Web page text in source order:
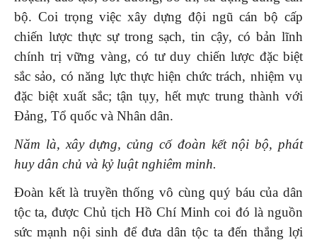
bộ. Coi trọng việc xây dựng đội ngũ cán bộ cấp
chiến lược thực sự trong sạch, tin cậy, có bản lĩnh
chính trị vững vàng, có tư duy chiến lược đặc biệt
sắc sảo, có năng lực thực hiện chức trách, nhiệm vụ
đặc biệt xuất sắc; tận tụy, hết mực trung thành với
Đảng, Tổ quốc và Nhân dân.
Năm là, xây dựng, củng cố đoàn kết nội bộ, phát
huy dân chủ và kỷ luật nghiêm minh.
Đoàn kết là truyền thống vô cùng quý báu của dân
tộc ta, được Chủ tịch Hồ Chí Minh coi đó là nguồn
sức mạnh nội sinh để đưa dân tộc ta đến thắng lợi